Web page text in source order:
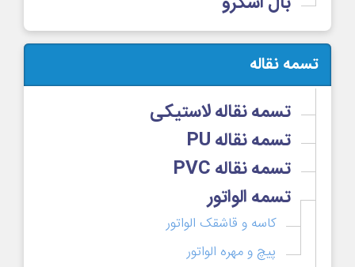
تسمه نقاله
تسمه نقاله لاستیکی
تسمه نقاله PU
تسمه نقاله PVC
تسمه الواتور
کاسه و قاشقک الواتور
پیچ و مهره الواتور